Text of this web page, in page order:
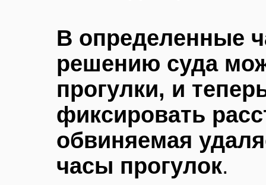
В определенные
решению суда
прогулки, и
фиксировать
обвиняемая
часы прогулок.